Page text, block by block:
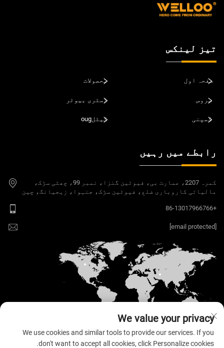
تیز لینکس
صفحہ اول محصولات
سروس ڈسٹری بیوٹر
کمپنی کیٹلoug
رابطے میں رہیں
کمرہ 2207، عمارت بی، فیوٹین گنزا، نمبر 99، چھٹی سڑک،
مالیاتی کاروباری ضلع، فیوٹین سڑک، جنہوا، زیجیانگ، چین
+86-13017966766
We value your privacy
We use cookies and similar tools to provide our services. If you
don't want to accept all cookies, click Personalize cookies.